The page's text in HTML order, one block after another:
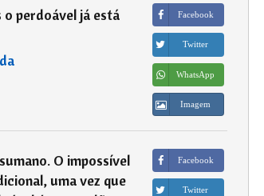
o perdoável já está
Facebook
Twitter
WhatsApp
Imagem
O impossível
uma vez que
Facebook
Twitter